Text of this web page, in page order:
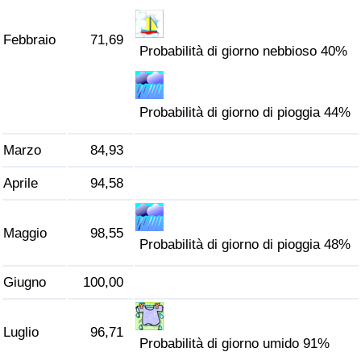
Febbraio 71,69
Probabilità di giorno nebbioso 40%
Probabilità di giorno di pioggia 44%
Marzo 84,93
Aprile 94,58
Maggio 98,55
Probabilità di giorno di pioggia 48%
Giugno 100,00
Luglio 96,71
Probabilità di giorno umido 91%
Indice di inquinamento
Indice del Traffico
Indice del traffico (Corrente)
Indice del traffico per Nazione